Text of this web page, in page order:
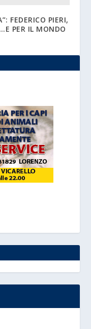
FEDERICO PIERI,
PER IL MONDO